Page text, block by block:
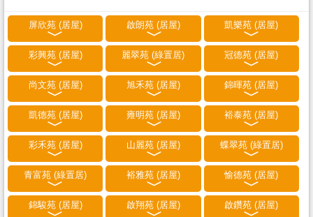
屏欣苑 (居屋) 啟朗苑 (居屋) 凱樂苑 (居屋)
彩興苑 (居屋) 麗翠苑 (綠置居) 冠德苑 (居屋)
尚文苑 (居屋) 旭禾苑 (居屋) 錦暉苑 (居屋)
凱德苑 (居屋) 雍明苑 (居屋) 裕泰苑 (居屋)
彩禾苑 (居屋) 山麗苑 (居屋) 蝶翠苑 (綠置居)
青富苑 (綠置居) 裕雅苑 (居屋) 愉德苑 (居屋)
錦駿苑 (居屋) 啟翔苑 (居屋) 啟鑽苑 (居屋)